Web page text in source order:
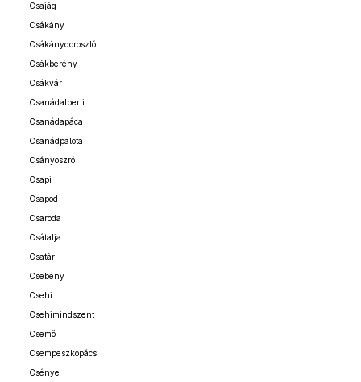
Csajág
Csákány
Csákánydoroszló
Csákberény
Csákvár
Csanádalberti
Csanádapáca
Csanádpalota
Csányoszró
Csapi
Csapod
Csaroda
Csátalja
Csatár
Csebény
Csehi
Csehimindszent
Csemő
Csempeszkopács
Csénye